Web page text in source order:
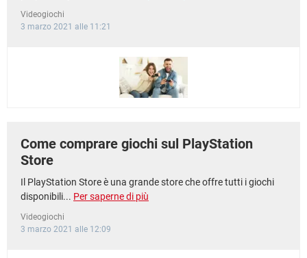
Videogiochi
3 marzo 2021 alle 11:21
Come comprare giochi sul PlayStation
Store
Il PlayStation Store è una grande store che offre tutti i giochi
disponibili... Per saperne di più
Videogiochi
3 marzo 2021 alle 12:09